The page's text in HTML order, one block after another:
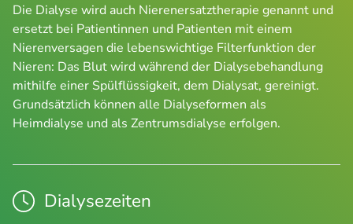
Die Dialyse wird auch Nierenersatztherapie genannt und
ersetzt bei Patientinnen und Patienten mit einem
Nierenversagen die lebenswichtige Filterfunktion der
Nieren: Das Blut wird während der Dialysebehandlung
mithilfe einer Spülflüssigkeit, dem Dialysat, gereinigt.
Grundsätzlich können alle Dialyseformen als
Heimdialyse und als Zentrumsdialyse erfolgen.
Dialysezeiten